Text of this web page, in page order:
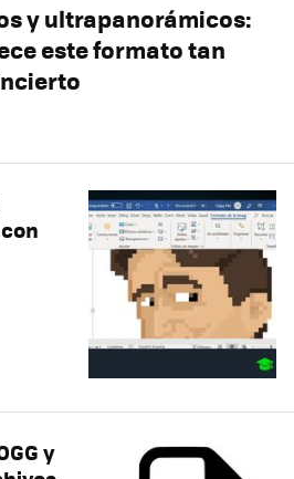
y ultrapanorámicos:
este formato tan
y